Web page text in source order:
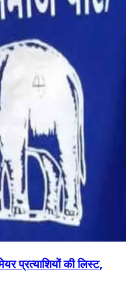
प्रत्याशियों की लिस्ट,